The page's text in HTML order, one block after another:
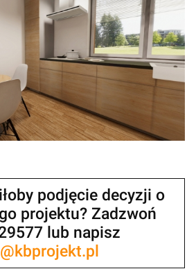
podjęcie decyzji o
projektu? Zadzwoń
lub napisz